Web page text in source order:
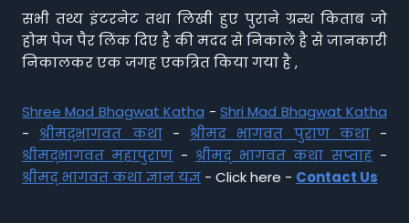
सभी तथ्य इंटरनेट तथा लिखी हुए पुराने ग्रन्थ किताब जो
होम पेज पैर लिंक दिए है की मदद से निकाले है से जानकारी
निकालकर एक जगह एकत्रित किया गया है ,
Shree Mad Bhagwat Katha - Shri Mad Bhagwat Katha
- श्रीमद्भागवत कथा- श्रीमद भागवत पुराण कथा-
श्रीमद्भागवत महापुराण - श्रीमद् भागवत कथा सप्ताह-
श्रीमद् भागवत कथा ज्ञान यज्ञ - Click here - Contact Us